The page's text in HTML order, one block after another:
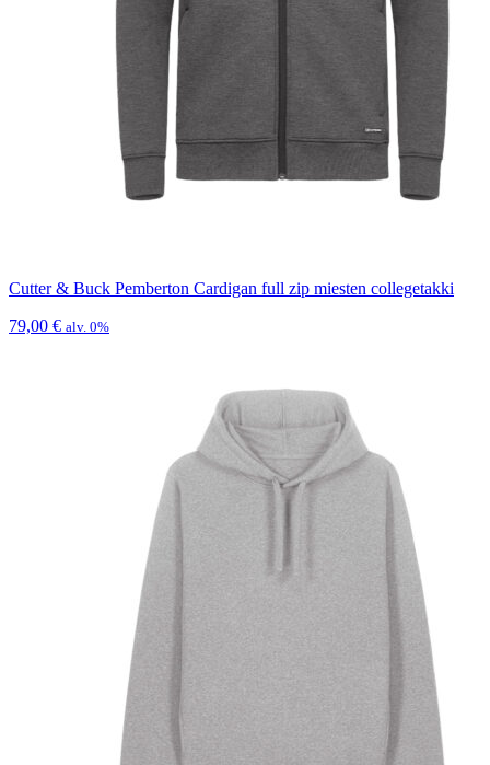
Cutter & Buck Pemberton Cardigan full zip miesten collegetakki
79,00 € alv. 0%